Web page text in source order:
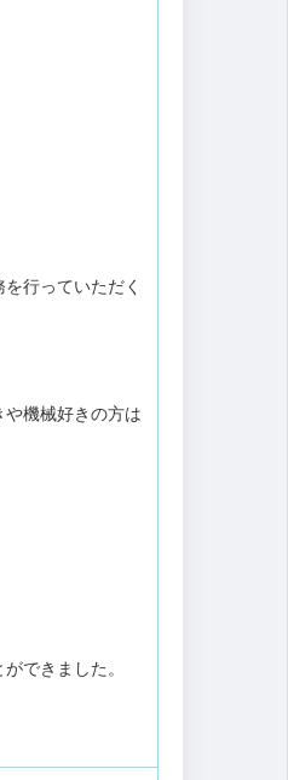
行っていただく
機械好きの方は
できました。